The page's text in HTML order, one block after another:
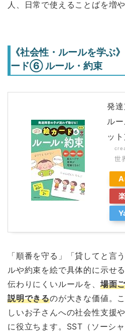
人、日常で使えることばを増
《社会性・ルールを学ぶ
ード⑥ ルール・約束
発
ル
ッ
世
「順番を守る」「貸してと言
ルや約束を絵で具体的に示せ
伝わりにくいルールを、 場面
説明できるのが大きな価値。
しいお子さんへの社会性支援
に役立ちます。SST（ソーシ